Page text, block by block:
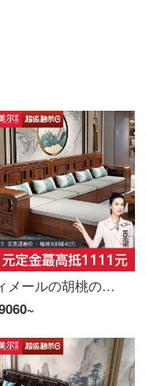
ディメールの胡桃の木の実木のソファセット現代中国式別荘の木の客間家具四人位+貴妃のベッド